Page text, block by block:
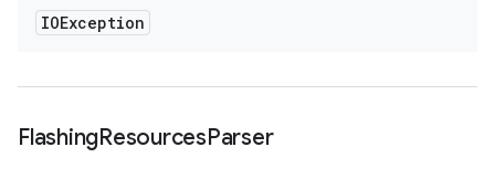
IOException
FlashingResourcesParser